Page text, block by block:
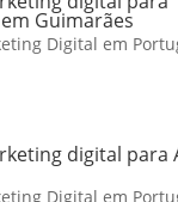
Guimarães
Digital em
digital para
Digital em